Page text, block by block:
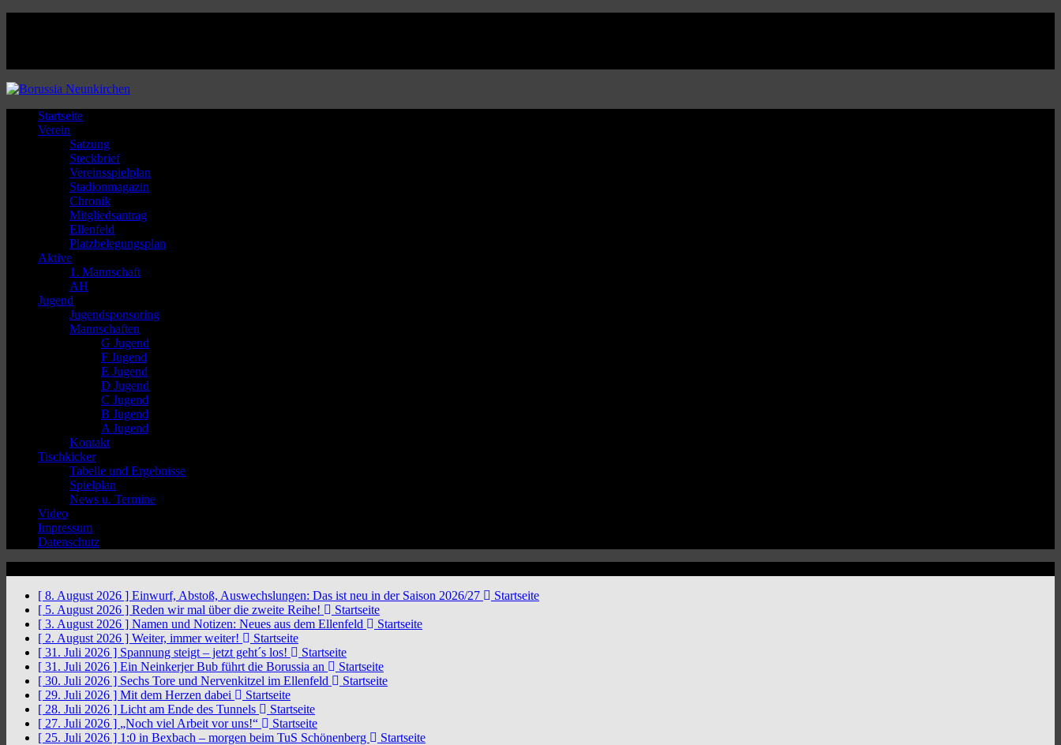
Startseite
Verein
Satzung
Steckbrief
Vereinsspielplan
Stadionmagazin
Chronik
Mitgliedsantrag
Ellenfeld
Platzbelegungsplan
Aktive
1. Mannschaft
AH
Jugend
Jugendsponsoring
Mannschaften
G Jugend
F Jugend
E Jugend
D Jugend
C Jugend
B Jugend
A Jugend
Kontakt
Tischkicker
Tabelle und Ergebnisse
Spielplan
News u. Termine
Video
Impressum
Datenschutz
[ 8. August 2026 ] Einwurf, Abstoß, Auswechslungen: Das ist neu in der Saison 2026/27
Startseite
[ 5. August 2026 ] Reden wir mal über die zweite Reihe!
Startseite
[ 3. August 2026 ] Namen und Notizen: Neues aus dem Ellenfeld
Startseite
[ 2. August 2026 ] Weiter, immer weiter!
Startseite
[ 31. Juli 2026 ] Spannung steigt – jetzt geht´s los!
Startseite
[ 31. Juli 2026 ] Ein Neinkerjer Bub führt die Borussia an
Startseite
[ 30. Juli 2026 ] Sechs Tore und Nervenkitzel im Ellenfeld
Startseite
[ 29. Juli 2026 ] Mit dem Herzen dabei
Startseite
[ 28. Juli 2026 ] Licht am Ende des Tunnels
Startseite
[ 27. Juli 2026 ] „Noch viel Arbeit vor uns!“
Startseite
[ 25. Juli 2026 ] 1:0 in Bexbach – morgen beim TuS Schönenberg
Startseite